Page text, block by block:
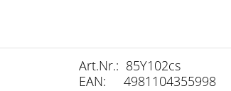
Art.Nr.: 85Y102cs
EAN: 4981104355998